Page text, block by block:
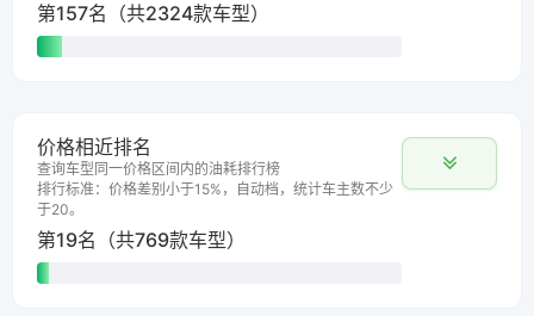
第157名（共2324款车型）
价格相近排名
查询车型同一价格区间内的油耗排行榜
排行标准：价格差别小于15%，自动档，统计车主数不少
于20。
第19名（共769款车型）